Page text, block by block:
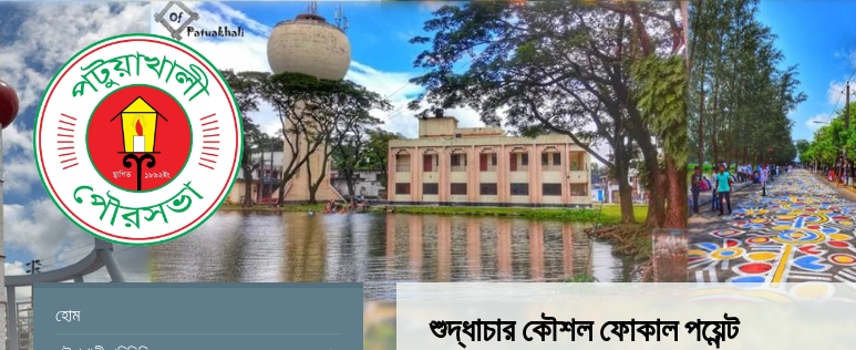
শুদ্ধাচার কৌশল ফোকাল পয়েন্ট
হোম